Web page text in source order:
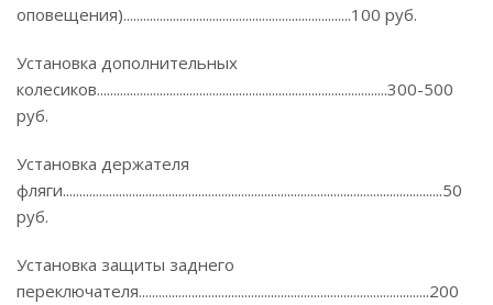
оповещения).....................................................................100 руб.
Установка дополнительных
колесиков........................................................................................300-500
руб.
Установка держателя
фляги...................................................................................................................50
руб.
Установка защиты заднего
переключателя........................................................................................200